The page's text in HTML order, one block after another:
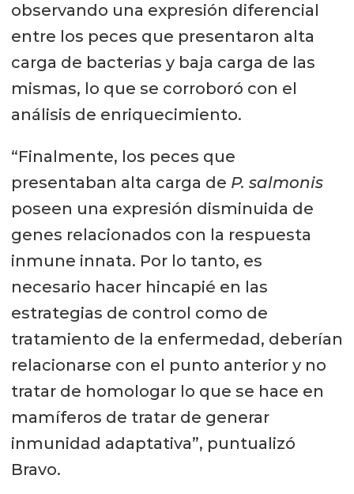
observando una expresión diferencial
entre los peces que presentaron alta
carga de bacterias y baja carga de las
mismas, lo que se corroboró con el
análisis de enriquecimiento.
“Finalmente, los peces que
presentaban alta carga de P. salmonis
poseen una expresión disminuida de
genes relacionados con la respuesta
inmune innata. Por lo tanto, es
necesario hacer hincapié en las
estrategias de control como de
tratamiento de la enfermedad, deberían
relacionarse con el punto anterior y no
tratar de homologar lo que se hace en
mamíferos de tratar de generar
inmunidad adaptativa”, puntualizó
Bravo.